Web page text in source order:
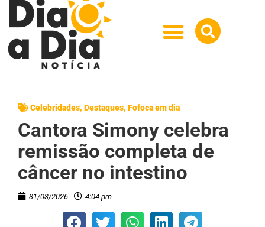
Celebridades, Destaques, Fofoca em dia
Cantora Simony celebra
remissão completa de
câncer no intestino
31/03/2026 4:04 pm